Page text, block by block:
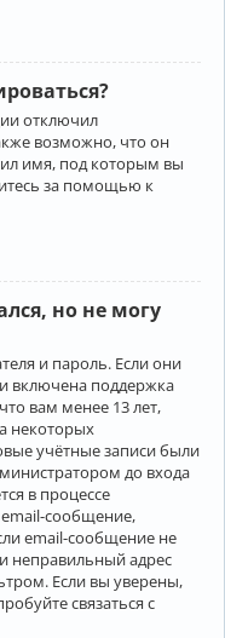
отключил
возможно, что он
имя, под которым вы
за помощью к
но не могу
и пароль. Если они
включена поддержка
вам менее 13 лет,
некоторых
учётные записи были
до входа
в процессе
сообщение,
email-сообщение не
неправильный адрес
Если вы уверены,
связаться с